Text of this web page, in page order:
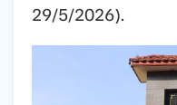
29/5/2026).